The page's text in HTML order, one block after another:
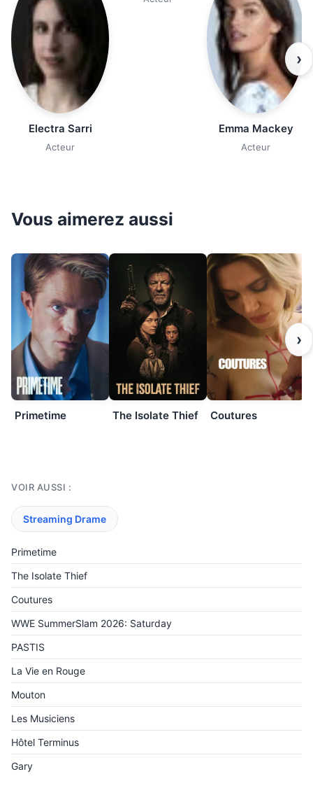
Electra Sarri
Acteur
Emma Mackey
Acteur
›
Vous aimerez aussi
Primetime The Isolate Thief Coutures
›
VOIR AUSSI :
Streaming Drame
Primetime
The Isolate Thief
Coutures
WWE SummerSlam 2026: Saturday
PASTIS
La Vie en Rouge
Mouton
Les Musiciens
Hôtel Terminus
Gary